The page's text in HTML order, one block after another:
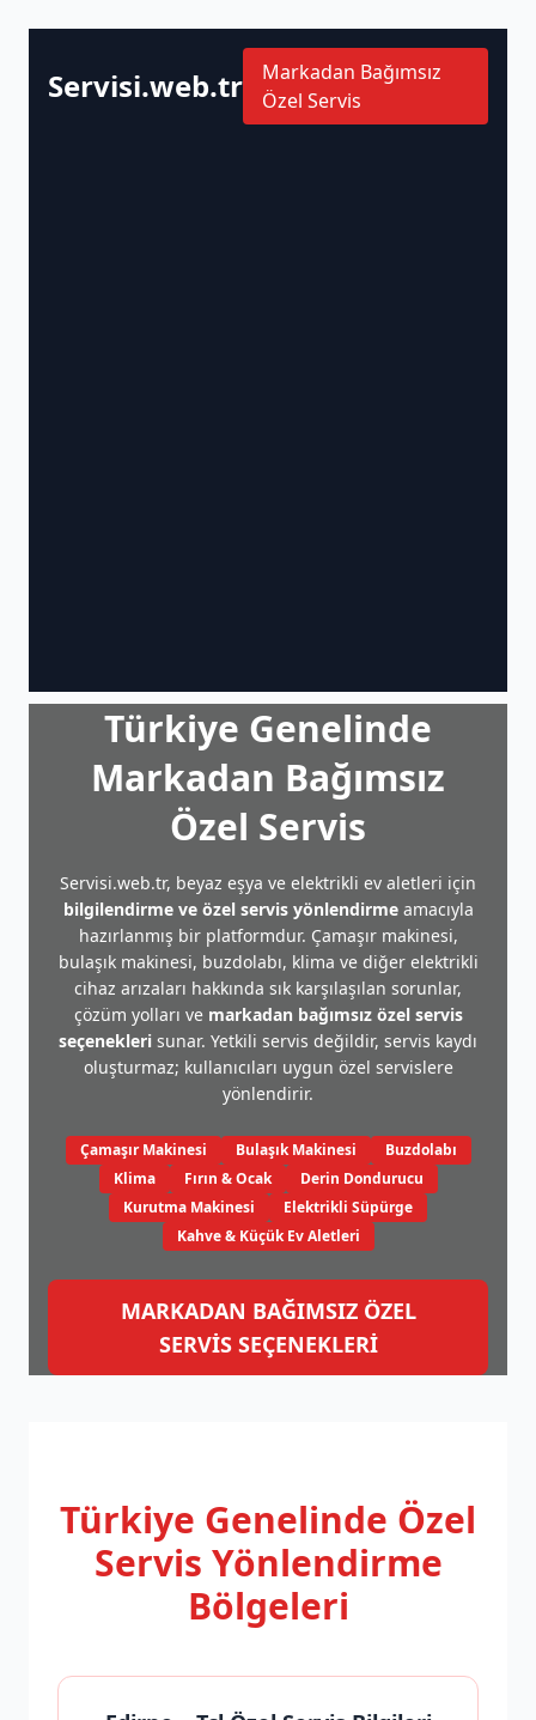
Servisi.web.tr
Markadan Bağımsız
Özel Servis
Türkiye Genelinde
Markadan Bağımsız
Özel Servis
Servisi.web.tr, beyaz eşya ve elektrikli ev aletleri için
bilgilendirme ve özel servis yönlendirmeamacıyla
hazırlanmış bir platformdur. Çamaşır makinesi,
bulaşık makinesi, buzdolabı, klima ve diğer elektrikli
cihaz arızaları hakkında sık karşılaşılan sorunlar,
çözüm yolları ve markadan bağımsız özel servis
seçenekleri sunar. Yetkili servis değildir, servis kaydı
oluşturmaz; kullanıcıları uygun özel servislere
yönlendirir.
Çamaşır Makinesi Bulaşık Makinesi
Buzdolabı
Klima
Fırın & Ocak
Derin Dondurucu
Kurutma Makinesi
Elektrikli Süpürge
Kahve & Küçük Ev Aletleri
MARKADAN BAĞIMSIZ ÖZEL
SERVİS SEÇENEKLERİ
Türkiye Genelinde Özel
Servis Yönlendirme
Bölgeleri